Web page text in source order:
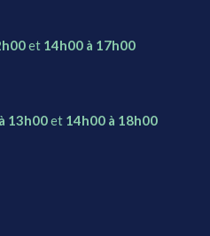
et 14h00 à 17h00
13h00et 14h00 à 18h00